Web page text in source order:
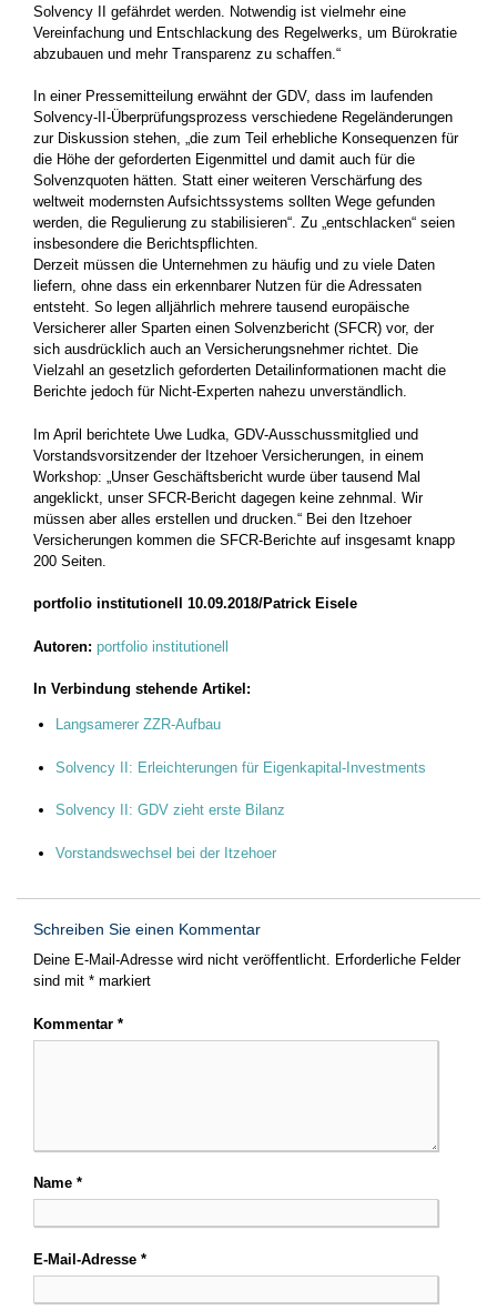
Solvency II gefährdet werden. Notwendig ist vielmehr eine
Vereinfachung und Entschlackung des Regelwerks, um Bürokratie
abzubauen und mehr Transparenz zu schaffen.“
In einer Pressemitteilung erwähnt der GDV, dass im laufenden
Solvency-II-Überprüfungsprozess verschiedene Regeländerungen
zur Diskussion stehen, „die zum Teil erhebliche Konsequenzen für
die Höhe der geforderten Eigenmittel und damit auch für die
Solvenzquoten hätten. Statt einer weiteren Verschärfung des
weltweit modernsten Aufsichtssystems sollten Wege gefunden
werden, die Regulierung zu stabilisieren“. Zu „entschlacken“ seien
insbesondere die Berichtspflichten.
Derzeit müssen die Unternehmen zu häufig und zu viele Daten
liefern, ohne dass ein erkennbarer Nutzen für die Adressaten
entsteht. So legen alljährlich mehrere tausend europäische
Versicherer aller Sparten einen Solvenzbericht (SFCR) vor, der
sich ausdrücklich auch an Versicherungsnehmer richtet. Die
Vielzahl an gesetzlich geforderten Detailinformationen macht die
Berichte jedoch für Nicht-Experten nahezu unverständlich.
Im April berichtete Uwe Ludka, GDV-Ausschussmitglied und
Vorstandsvorsitzender der Itzehoer Versicherungen, in einem
Workshop: „Unser Geschäftsbericht wurde über tausend Mal
angeklickt, unser SFCR-Bericht dagegen keine zehnmal. Wir
müssen aber alles erstellen und drucken.“ Bei den Itzehoer
Versicherungen kommen die SFCR-Berichte auf insgesamt knapp
200 Seiten.
portfolio institutionell 10.09.2018/Patrick Eisele
Autoren: portfolio institutionell
In Verbindung stehende Artikel:
Langsamerer ZZR-Aufbau
Solvency II: Erleichterungen für Eigenkapital-Investments
Solvency II: GDV zieht erste Bilanz
Vorstandswechsel bei der Itzehoer
Schreiben Sie einen Kommentar
Deine E-Mail-Adresse wird nicht veröffentlicht. Erforderliche Felder
sind mit * markiert
Kommentar *
Name *
E-Mail-Adresse *